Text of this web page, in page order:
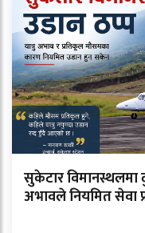
सुकेटार विमानस्थलमा
अभावले नियमित सेवा